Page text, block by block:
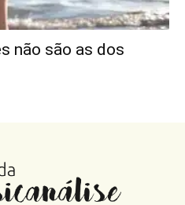
não são as dos